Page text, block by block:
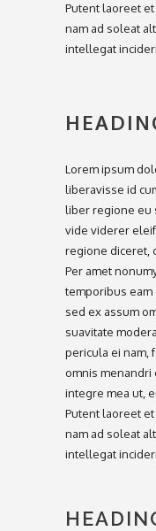
Putent laoreet
nam ad soleat
intellegat
Lorem ipsum
liberavisse id
liber regione eu
vide viderer
regione diceret,
Per amet
temporibus eam
sed ex assum
suavitate
pericula ei nam,
omnis menandri
integre mea ut,
Putent laoreet
nam ad soleat
intellegat